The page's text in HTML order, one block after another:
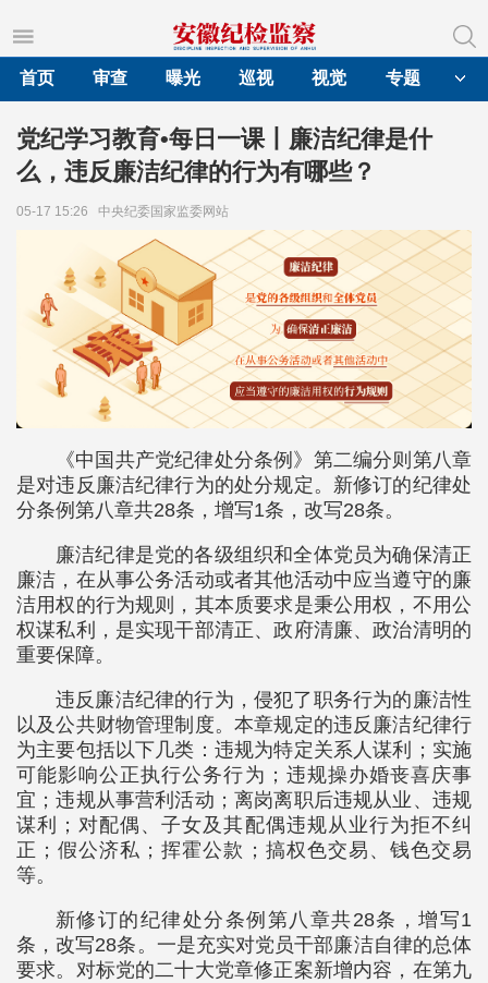
首页
审查 曝光 巡视 视觉 专题
党纪学习教育•每日一课丨廉洁纪律是什
么，违反廉洁纪律的行为有哪些？
05-17 15:26 中央纪委国家监委网站
《中国共产党纪律处分条例》第二编分则第八章
是对违反廉洁纪律行为的处分规定。新修订的纪律处
分条例第八章共28条，增写1条，改写28条。
廉洁纪律是党的各级组织和全体党员为确保清正
廉洁，在从事公务活动或者其他活动中应当遵守的廉
洁用权的行为规则，其本质要求是秉公用权，不用公
权谋私利，是实现干部清正、政府清廉、政治清明的
重要保障。
违反廉洁纪律的行为，侵犯了职务行为的廉洁性
以及公共财物管理制度。本章规定的违反廉洁纪律行
为主要包括以下几类：违规为特定关系人谋利；实施
可能影响公正执行公务行为；违规操办婚丧喜庆事
宜；违规从事营利活动；离岗离职后违规从业、违规
谋利；对配偶、子女及其配偶违规从业行为拒不纠
正；假公济私；挥霍公款；搞权色交易、钱色交易
等。
新修订的纪律处分条例第八章共28条，增写1
条，改写28条。一是充实对党员干部廉洁自律的总体
要求。对标党的二十大党章修正案新增内容，在第九